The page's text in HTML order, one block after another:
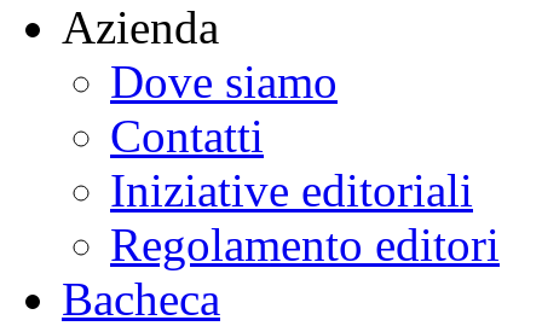
Azienda
Dove siamo
Contatti
Iniziative editoriali
Regolamento editori
Bacheca